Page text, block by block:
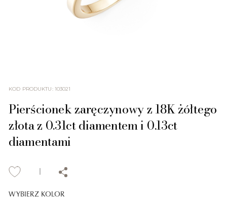
KOD PRODUKTU: 103021
Pierścionek zaręczynowy z 18K żółtego
złota z 0.31ct diamentem i 0.13ct
diamentami
WYBIERZ KOLOR